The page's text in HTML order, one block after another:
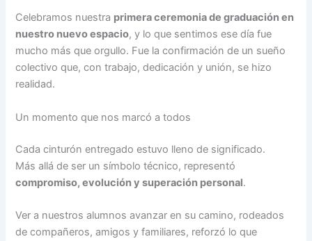
Celebramos nuestra primera ceremonia de graduación en
nuestro nuevo espacio, y lo que sentimos ese día fue
mucho más que orgullo. Fue la confirmación de un sueño
colectivo que, con trabajo, dedicación y unión, se hizo
realidad.
Un momento que nos marcó a todos
Cada cinturón entregado estuvo lleno de significado.
Más allá de ser un símbolo técnico, representó
compromiso, evolución y superación personal.
Ver a nuestros alumnos avanzar en su camino, rodeados
de compañeros, amigos y familiares, reforzó lo que